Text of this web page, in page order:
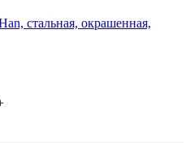
стальная, окрашенная,